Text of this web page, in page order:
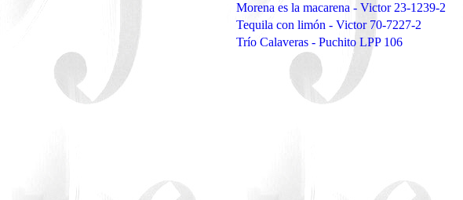
Morena es la macarena - Victor 23-1239-2
Tequila con limón - Victor 70-7227-2
Trío Calaveras - Puchito LPP 106